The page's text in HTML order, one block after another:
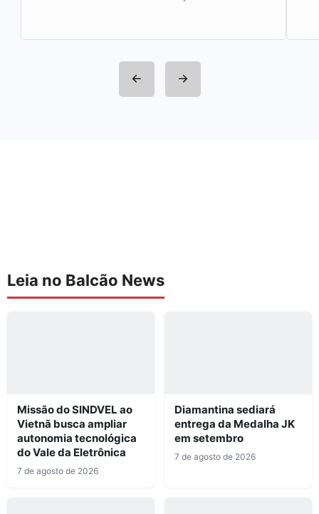
Leia no Balcão News
Missão do SINDVEL ao
Vietnã busca ampliar
autonomia tecnológica
do Vale da Eletrônica
7 de agosto de 2026
Diamantina sediará
entrega da Medalha JK
em setembro
7 de agosto de 2026